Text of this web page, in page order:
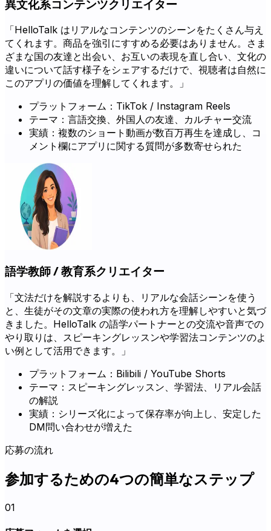
異文化系コンテンツクリエイター
「HelloTalk はリアルなコンテンツのシーンをたくさん与え
てくれます。商品を強引にすすめる必要はありません。さま
ざまな国の友達と出会い、お互いの表現を直し合い、文化の
違いについて話す様子をシェアするだけで、視聴者は自然に
このアプリの価値を理解してくれます。」
プラットフォーム：TikTok / Instagram Reels
テーマ：言語交換、外国人の友達、カルチャー交流
実績：複数のショート動画が数百万再生を達成し、コ
メント欄にアプリに関する質問が多数寄せられた
語学教師 / 教育系クリエイター
「文法だけを解説するよりも、リアルな会話シーンを使う
と、生徒がその文章の実際の使われ方を理解しやすいと気づ
きました。HelloTalk の語学パートナーとの交流や音声での
やり取りは、スピーキングレッスンや学習法コンテンツのよ
い例として活用できます。」
プラットフォーム：Bilibili / YouTube Shorts
テーマ：スピーキングレッスン、学習法、リアル会話
の解説
実績：シリーズ化によって保存率が向上し、安定した
DM問い合わせが増えた
応募の流れ
参加するための4つの簡単なステップ
01